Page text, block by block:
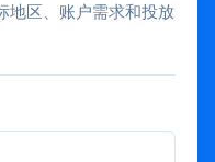
地区、账户需求和投放